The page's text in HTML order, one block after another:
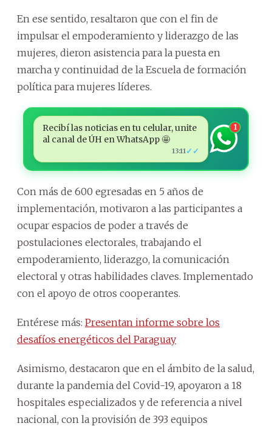
En ese sentido, resaltaron que con el fin de
impulsar el empoderamiento y liderazgo de las
mujeres, dieron asistencia para la puesta en
marcha y continuidad de la Escuela de formación
política para mujeres líderes.
Recibí las noticias en tu celular, unite
al canal de ÚH en WhatsApp 🤩
13:11 ✓✓
1
Con más de 600 egresadas en 5 años de
implementación, motivaron a las participantes a
ocupar espacios de poder a través de
postulaciones electorales, trabajando el
empoderamiento, liderazgo, la comunicación
electoral y otras habilidades claves. Implementado
con el apoyo de otros cooperantes.
Entérese más: Presentan informe sobre los
desafíos energéticos del Paraguay
Asimismo, destacaron que en el ámbito de la salud,
durante la pandemia del Covid-19, apoyaron a 18
hospitales especializados y de referencia a nivel
nacional, con la provisión de 393 equipos